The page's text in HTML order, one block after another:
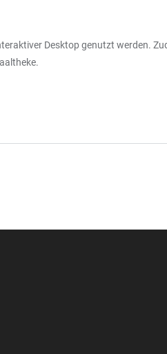
Desktop genutzt werden.